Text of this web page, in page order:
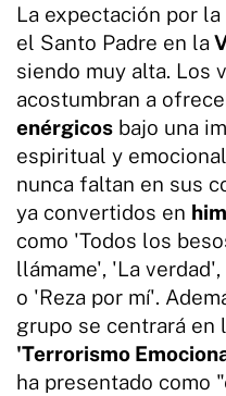
La expectación por
el Santo Padre en la
siendo muy alta. Los
acostumbran a
enérgicos bajo una
espiritual y
nunca faltan en sus
ya convertidos en
como 'Todos los
llámame', 'La
o 'Reza por mí'.
grupo se centrará en
'Terrorismo
ha presentado como